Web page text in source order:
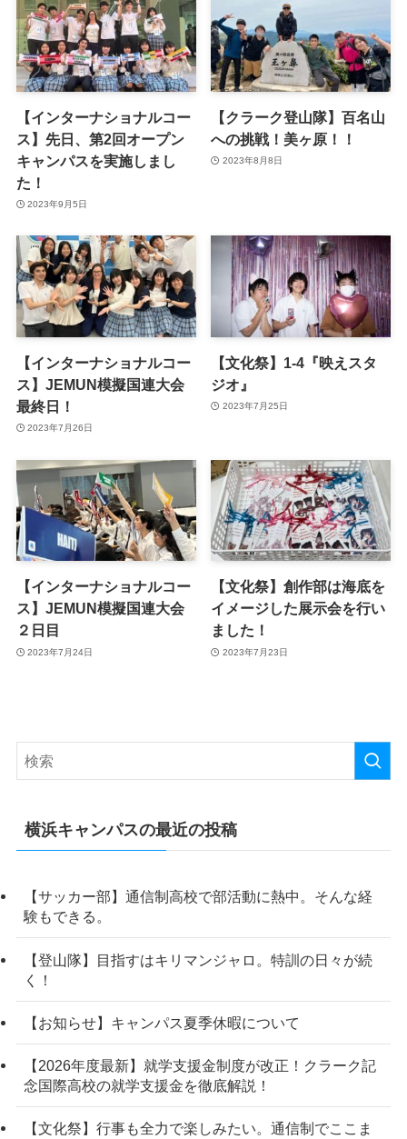
【インターナショナルコー
ス】先日、第2回オープン
キャンパスを実施しまし
た！
2023年9月5日
【クラーク登山隊】百名山
への挑戦！美ヶ原！！
2023年8月8日
【インターナショナルコー
ス】JEMUN模擬国連大会
最終日！
2023年7月26日
【文化祭】1-4『映えスタ
ジオ』
2023年7月25日
【インターナショナルコー
ス】JEMUN模擬国連大会
２日目
2023年7月24日
【文化祭】創作部は海底を
イメージした展示会を行い
ました！
2023年7月23日
横浜キャンパスの最近の投稿
【サッカー部】通信制高校で部活動に熱中。そんな経
験もできる。
【登山隊】目指すはキリマンジャロ。特訓の日々が続
く！
【お知らせ】キャンパス夏季休暇について
【2026年度最新】就学支援金制度が改正！クラーク記
念国際高校の就学支援金を徹底解説！
【文化祭】行事も全力で楽しみたい。通信制でここま